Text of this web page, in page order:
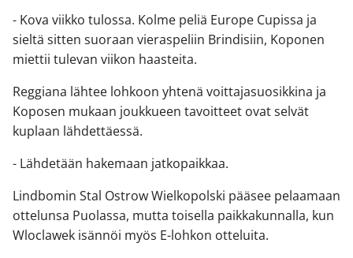
- Kova viikko tulossa. Kolme peliä Europe Cupissa ja
sieltä sitten suoraan vieraspeliin Brindisiin, Koponen
miettii tulevan viikon haasteita.
Reggiana lähtee lohkoon yhtenä voittajasuosikkina ja
Koposen mukaan joukkueen tavoitteet ovat selvät
kuplaan lähdettäessä.
- Lähdetään hakemaan jatkopaikkaa.
Lindbomin Stal Ostrow Wielkopolski pääsee pelaamaan
ottelunsa Puolassa, mutta toisella paikkakunnalla, kun
Wloclawek isännöi myös E-lohkon otteluita.